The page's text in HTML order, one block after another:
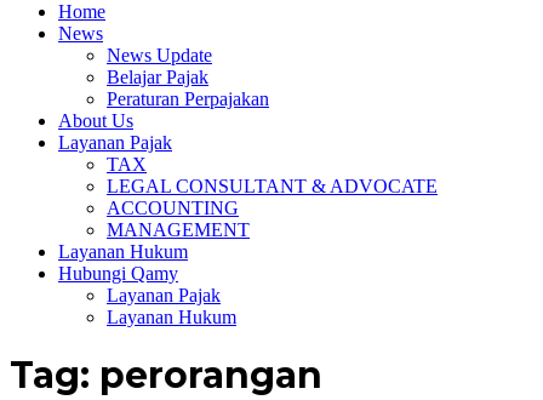
Home
News
News Update
Belajar Pajak
Peraturan Perpajakan
About Us
Layanan Pajak
TAX
LEGAL CONSULTANT & ADVOCATE
ACCOUNTING
MANAGEMENT
Layanan Hukum
Hubungi Qamy
Layanan Pajak
Layanan Hukum
Tag: perorangan